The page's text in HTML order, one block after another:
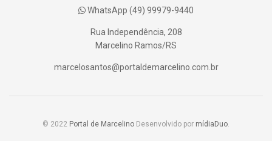
WhatsApp (49) 99979-9440
Rua Independência, 208
Marcelino Ramos/RS
marcelosantos@portaldemarcelino.com.br
© 2022 Portal de Marcelino Desenvolvido por mídiaDuo.